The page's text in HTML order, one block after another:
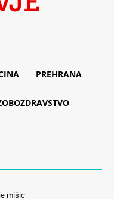
PREHRANA
mišic